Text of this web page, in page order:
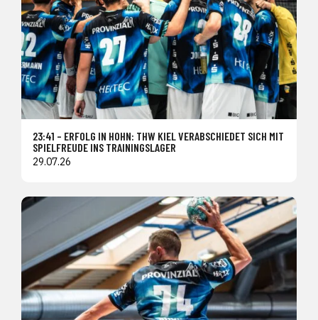
23:41 – ERFOLG IN HOHN: THW KIEL VERABSCHIEDET SICH MIT
SPIELFREUDE INS TRAININGSLAGER
29.07.26